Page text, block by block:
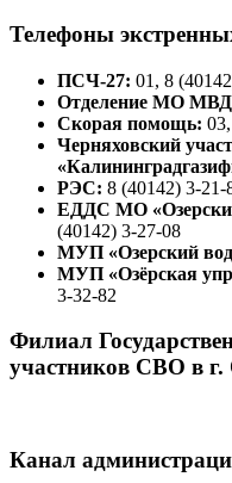
Телефоны
ПСЧ-27: 01, 8
Отделение МО МВД
Скорая помощь:
Черняховский
РЭС: 8 (40142) 3-21-
ЕДДС МО
(40142) 3-27-08
МУП «Озерский
МУП «Озёрская
3-32-82
Филиал
участников СВО в г.
Канал